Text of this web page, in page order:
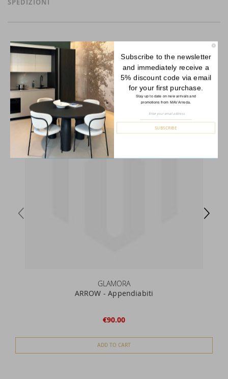
Subscribe to the newsletter
and immediately receive a
5% discount code via email
for your first purchase.
Stay up to date on new arrivals and
promotions from MAV Arreda.
for
Newsletter:
SUBSCRIBE
SPEDIZIONI
YOU MAY ALSO LIKE
GLAMORA
ARROW - Appendiabiti
€90.00
ADD TO CART